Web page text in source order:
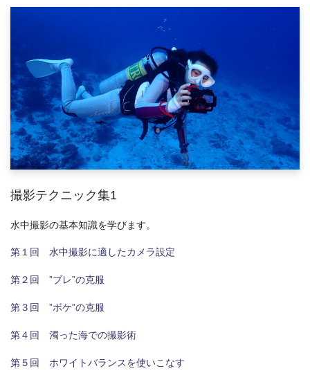
撮影テクニック集1
水中撮影の基本知識を学びます。
第１回 水中撮影に適したカメラ設定
第２回 ”ブレ”の克服
第３回 ”ボケ”の克服
第４回 濁った海での撮影術
第５回 ホワイトバランスを使いこなす